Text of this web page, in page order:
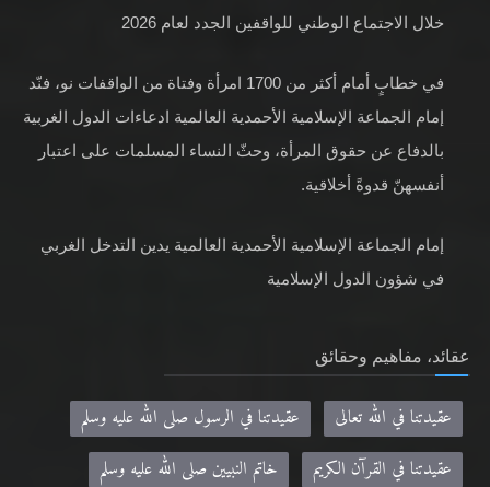
خلال الاجتماع الوطني للواقفين الجدد لعام 2026
في خطابٍ أمام أكثر من 1700 امرأة وفتاة من الواقفات نو، فنّد
إمام الجماعة الإسلامية الأحمدية العالمية ادعاءات الدول الغربية
بالدفاع عن حقوق المرأة، وحثّ النساء المسلمات على اعتبار
أنفسهنّ قدوةً أخلاقية.
إمام الجماعة الإسلامية الأحمدية العالمية يدين التدخل الغربي
في شؤون الدول الإسلامية
عقائد، مفاهيم وحقائق
عقيدتنا في الله تعالى
عقيدتنا في الرسول صلى الله عليه وسلم
عقيدتنا في القرآن الكريم
خاتم النبيين صلى الله عليه وسلم